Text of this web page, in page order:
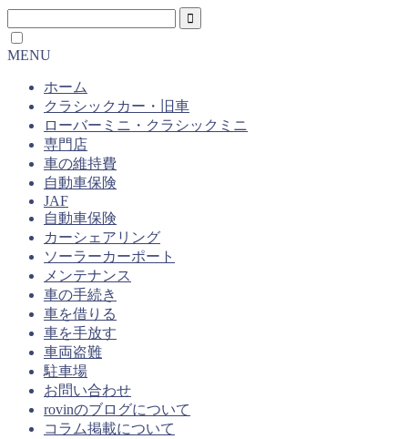
MENU
ホーム
クラシックカー・旧車
ローバーミニ・クラシックミニ
専門店
車の維持費
自動車保険
JAF
自動車保険
カーシェアリング
ソーラーカーポート
メンテナンス
車の手続き
車を借りる
車を手放す
車両盗難
駐車場
お問い合わせ
rovinのブログについて
コラム掲載について